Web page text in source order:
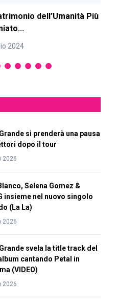
dell’Umanità Più
2024
si prenderà una pausa
dopo il tour
2026
Selena Gomez &
insieme nel nuovo singolo
(La La)
2026
svela la title track del
cantando Petal in
(VIDEO)
2026